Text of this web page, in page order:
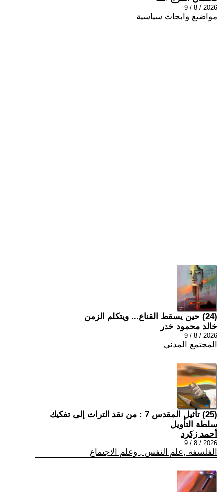
2026 / 8 / 9
مواضيع وابحاث سياسية
(24) حين يسقط القناع... ويتكلم الزمن
خالد محمود خدر
2026 / 8 / 9
المجتمع المدني
(25) تأثيل المقدس 7 : من نقد التراث إلى تفكيك
سلطة التأويل
أحمد زكرد
2026 / 8 / 9
الفلسفة ,علم النفس , وعلم الاجتماع